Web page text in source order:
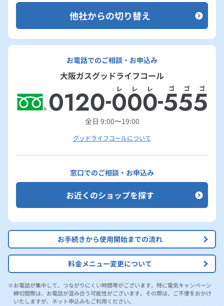
他社からの切り替え
お電話でのご相談・お申込み
大阪ガスグッドライフコール
全日 9:00〜19:00
グッドライフコールについて
窓口でのご相談・お申込み
お近くのショップを探す
お手続きから使用開始までの流れ
料金メニュー変更について
お電話が集中して、つながりにくい時間帯がございます。特に電気キャンペーン
締切間際は、お電話が混み合う可能性がございます。その際は、ご不便をおかけ
いたしますが、ネット申込みもご利用ください。